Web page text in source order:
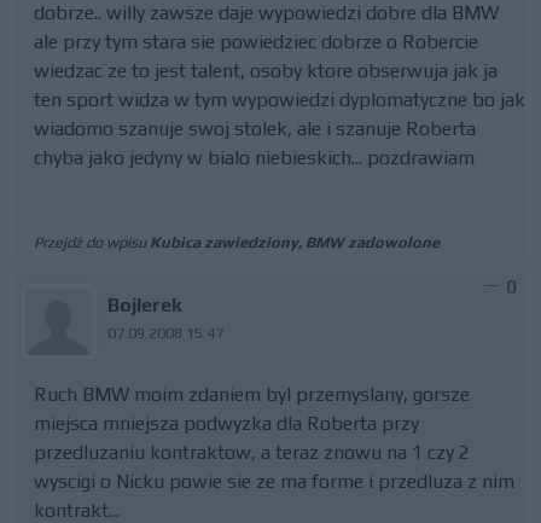
dobrze.. willy zawsze daje wypowiedzi dobre dla BMW
ale przy tym stara sie powiedziec dobrze o Robercie
wiedzac ze to jest talent, osoby ktore obserwuja jak ja
ten sport widza w tym wypowiedzi dyplomatyczne bo jak
wiadomo szanuje swoj stolek, ale i szanuje Roberta
chyba jako jedyny w bialo niebieskich... pozdrawiam
Przejdź do wpisu Kubica zawiedziony, BMW zadowolone
Bojlerek
07.09.2008 15:47
0
Ruch BMW moim zdaniem byl przemyslany, gorsze
miejsca mniejsza podwyzka dla Roberta przy
przedluzaniu kontraktow, a teraz znowu na 1 czy 2
wyscigi o Nicku powie sie ze ma forme i przedluza z nim
kontrakt...